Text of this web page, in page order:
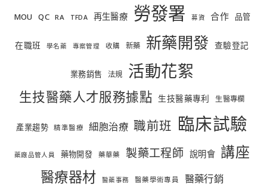
MOU QC RA TFDA 再生醫療 勞發署 募資 合作 品管
在職班 學名藥 專案管理 收購 新藥 新藥開發 查驗登記
業務銷售 法規 活動花絮
生技醫藥人才服務據點 生技醫藥專利 生醫專欄
產業趨勢 精準醫療 細胞治療 職前班 臨床試驗
藥廠品管人員 藥物開發 藥華藥 製藥工程師 說明會 講座
醫療器材 醫藥事務 醫藥學術專員 醫藥行銷